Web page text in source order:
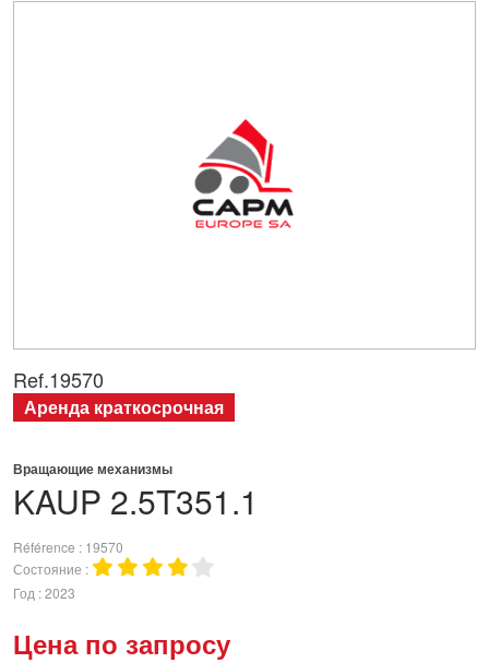
KAUP 2.5T351.1
Вращающие механизмы
Référence
19570
Состояние
Год 2023
Цена по запросу
Ref.19570
Аренда краткосрочная